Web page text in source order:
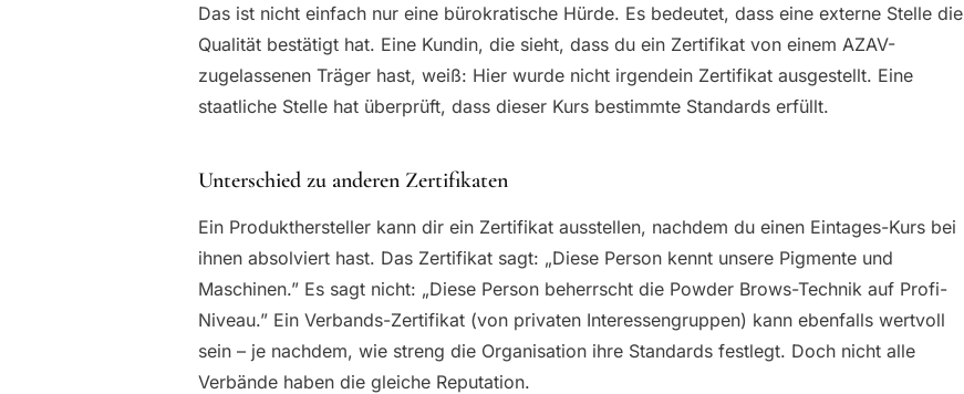
Das ist nicht einfach nur eine bürokratische Hürde. Es bedeutet, dass eine externe Stelle die
Qualität bestätigt hat. Eine Kundin, die sieht, dass du ein Zertifikat von einem AZAV-
zugelassenen Träger hast, weiß: Hier wurde nicht irgendein Zertifikat ausgestellt. Eine
staatliche Stelle hat überprüft, dass dieser Kurs bestimmte Standards erfüllt.
Unterschied zu anderen Zertifikaten
Ein Produkthersteller kann dir ein Zertifikat ausstellen, nachdem du einen Eintages-Kurs bei
ihnen absolviert hast. Das Zertifikat sagt: „Diese Person kennt unsere Pigmente und
Maschinen.” Es sagt nicht: „Diese Person beherrscht die Powder Brows-Technik auf Profi-
Niveau.” Ein Verbands-Zertifikat (von privaten Interessengruppen) kann ebenfalls wertvoll
sein – je nachdem, wie streng die Organisation ihre Standards festlegt. Doch nicht alle
Verbände haben die gleiche Reputation.